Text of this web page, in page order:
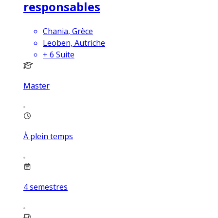
responsables
Chania, Grèce
Leoben, Autriche
+ 6 Suite
Master
À plein temps
4semestres